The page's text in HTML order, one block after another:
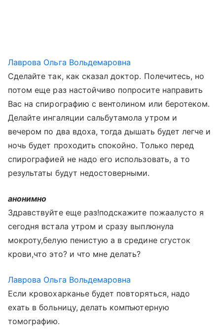
Лаврова Ольга Вольдемаровна
Сделайте так, как сказал доктор. Полечитесь, но
потом еще раз настойчиво попросите направить
Вас на спирографию с вентолином или беротеком.
Делайте ингаляции сальбутамола утром и
вечером по два вдоха, тогда дышать будет легче и
ночь будет проходить спокойно. Только перед
спирографией не надо его использовать, а то
результаты будут недостоверными.
анонимно
Здравствуйте еще раз!подскажите пожаалусто я
сегодня встала утром и сразу выплюнула
мокроту,белую пенистую а в средине сгусток
крови,что это? и что мне делать?
Лаврова Ольга Вольдемаровна
Если кровохарканье будет повторяться, надо
ехать в больницу, делать компъютерную
томографию.